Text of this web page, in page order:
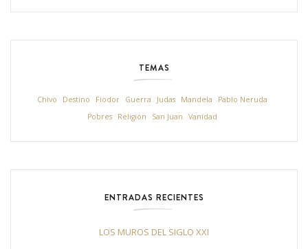
TEMAS
Chivo Destino Fiodor Guerra Judas Mandela
Pablo Neruda
Pobres
Religión San Juan Vanidad
ENTRADAS RECIENTES
LOS MUROS DEL SIGLO XXI